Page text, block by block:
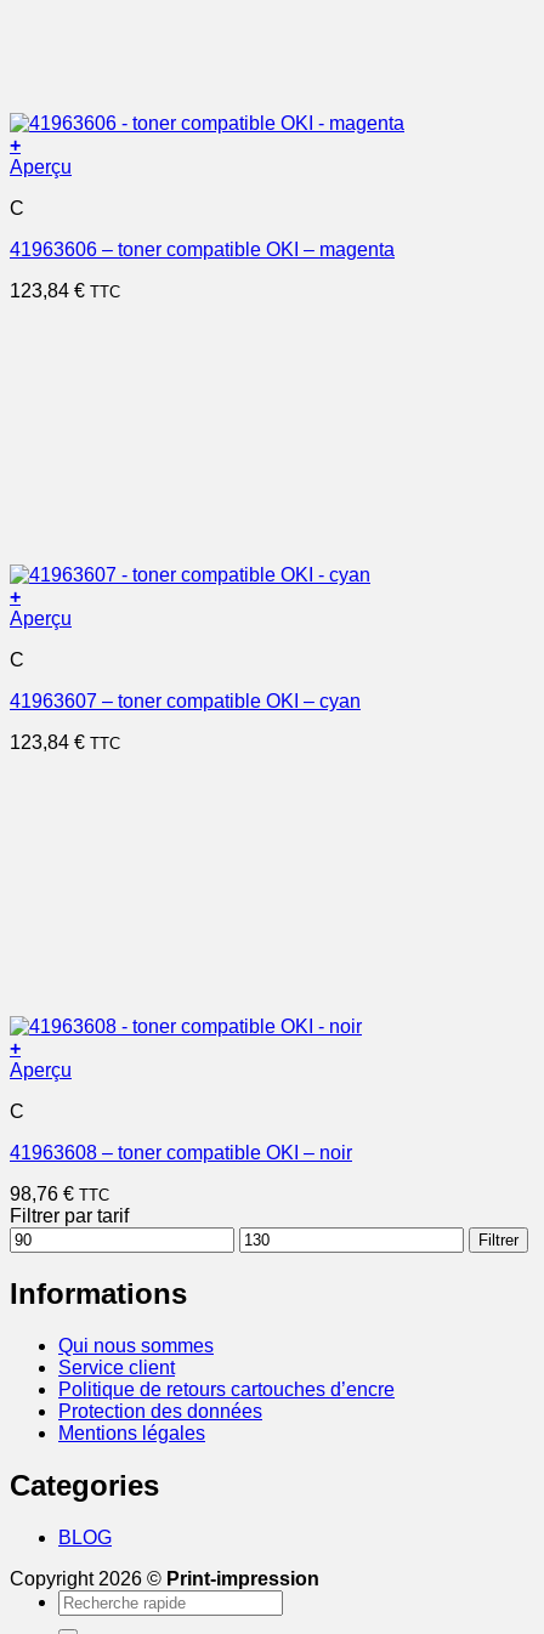
+
Aperçu
C
41963606 – toner compatible OKI – magenta
123,84 € TTC
+
Aperçu
C
41963607 – toner compatible OKI – cyan
123,84 € TTC
+
Aperçu
C
41963608 – toner compatible OKI – noir
98,76 € TTC
Filtrer par tarif
Prix
min
Prix
max
Filtrer
Informations
Qui nous sommes
Service client
Politique de retours cartouches d’encre
Protection des données
Mentions légales
Categories
BLOG
Copyright 2026 © Print-impression
Recherche
pour :